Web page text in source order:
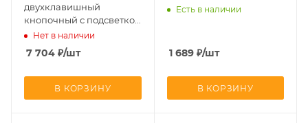
двухклавишный
кнопочный с подсветкой
503808 | 160002 |
14370001 Berker
Нет в наличии
7 704 ₽/шт
В КОРЗИНУ
Есть в наличии
1 689₽/шт
В КОРЗИНУ